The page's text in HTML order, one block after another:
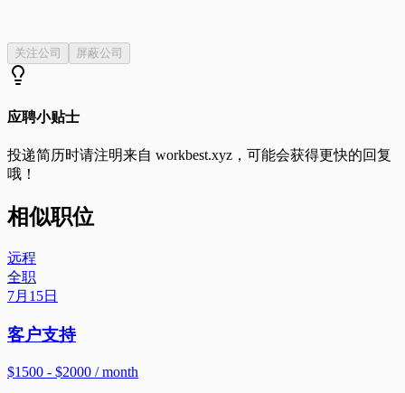
关注公司 屏蔽公司
应聘小贴士
投递简历时请注明来自 workbest.xyz ，可能会获得更快的回复
哦！
相似职位
远程
全职
7月15日
客户支持
$1500 - $2000 / month